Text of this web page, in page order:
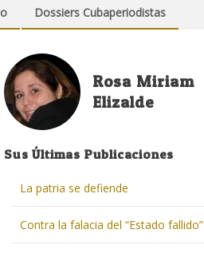
Dossiers Cubaperiodistas
Rosa Miriam
Elizalde
Sus Últimas Publicaciones
La patria se defiende
Contra la falacia del “Estado fallido”